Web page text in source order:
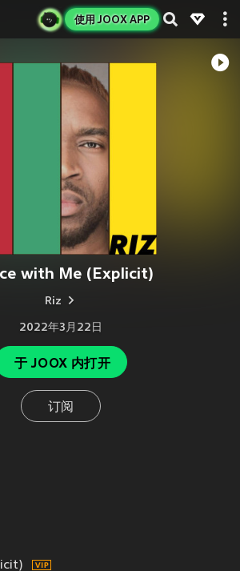
使用 JOOX APP
with Me (Explicit)
Riz
2022年3月22日
于 JOOX 内打开
订阅